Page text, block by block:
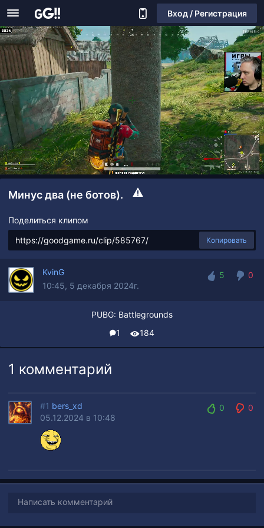
Вход / Регистрация
Минус два (не ботов).
Поделиться клипом
Копировать
KvinG
10:45, 5 декабря 2024г.
5
0
PUBG: Battlegrounds
1
184
1 комментарий
#1 bers_xd
05.12.2024 в 10:48
0
0
Написать комментарий